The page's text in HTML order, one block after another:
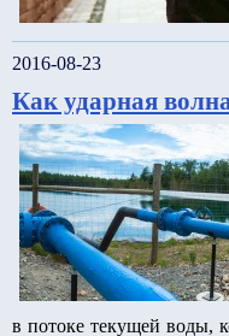
2016-08-23
Как ударная
в потоке текущей воды,